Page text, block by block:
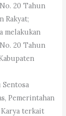
20 Tahun
Rakyat;
melakukan
20 Tahun
Pemerintahan
Karya terkait